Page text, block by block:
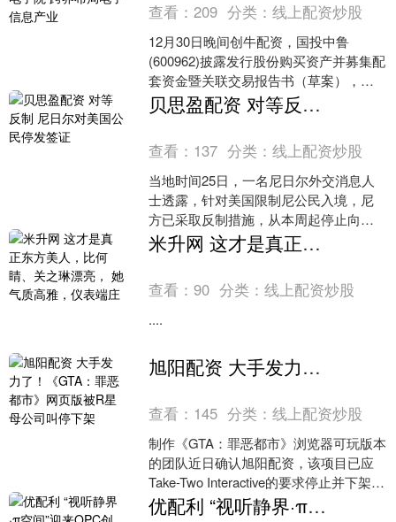
查看：209 分类：线上配资炒股
12月30日晚间创牛配资，国投中鲁
(600962)披露发行股份购买资产并募集配
套资金暨关联交易报告书（草案），拟
通过发行股份方式以60.26亿元收购中国
电子工程....
贝思盈配资 对等反制 尼日尔对美国公民停发签证
查看： 137 分类：线上配资炒股
当地时间25日，一名尼日尔外交消息人
士透露，针对美国限制尼公民入境，尼
方已采取反制措施，从本周起停止向美
国公民发放签证。这名消息人士表示，
尼日尔“已全面永久停止....
米升网 这才是真正东方美人，比何睛、关之琳漂亮， 她气质高雅，仪表端庄
查看：90 分类：线上配资炒股
....
旭阳配资 大手发力了！《GTA：罪恶都市》网页版被R星母公司叫停下架
查看： 145 分类：线上配资炒股
制作《GTA：罪恶都市》浏览器可玩版本
的团队近日确认旭阳配资，该项目已应
Take-Two Interactive的要求停止并下架。
该项目通过浏览器模拟的方式运....
优配利 “视听静界·π空间”迎来OPC创新伙伴集中入驻